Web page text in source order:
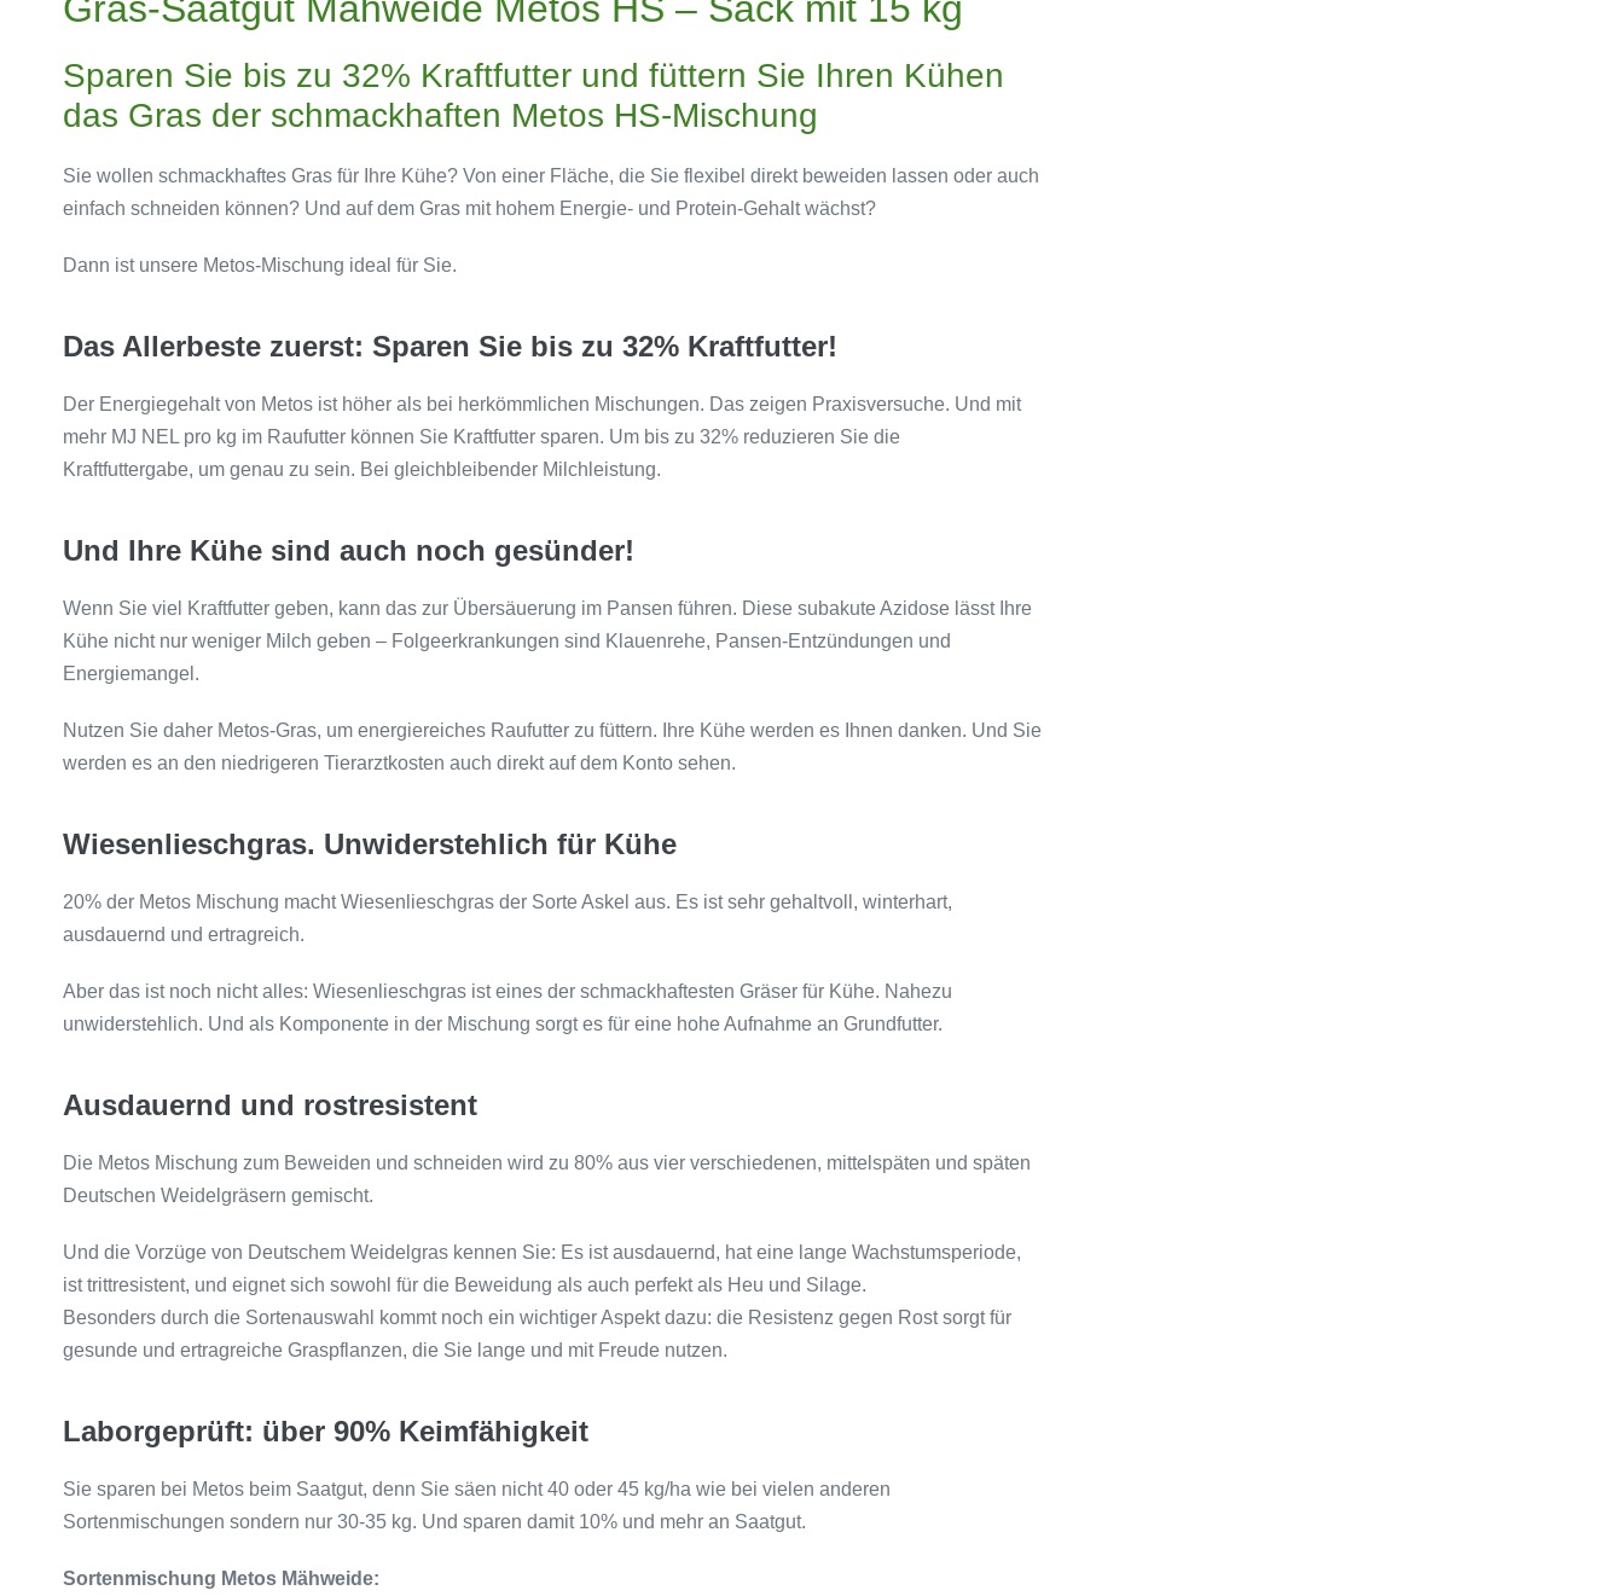
Gras-Saatgut Mähweide Metos HS – Sack mit 15 kg
Sparen Sie bis zu 32% Kraftfutter und füttern Sie Ihren Kühen
das Gras der schmackhaften Metos HS-Mischung
Sie wollen schmackhaftes Gras für Ihre Kühe? Von einer Fläche, die Sie flexibel direkt beweiden lassen oder auch
einfach schneiden können? Und auf dem Gras mit hohem Energie- und Protein-Gehalt wächst?
Dann ist unsere Metos-Mischung ideal für Sie.
Das Allerbeste zuerst: Sparen Sie bis zu 32% Kraftfutter!
Der Energiegehalt von Metos ist höher als bei herkömmlichen Mischungen. Das zeigen Praxisversuche. Und mit
mehr MJ NEL pro kg im Raufutter können Sie Kraftfutter sparen. Um bis zu 32% reduzieren Sie die
Kraftfuttergabe, um genau zu sein. Bei gleichbleibender Milchleistung.
Und Ihre Kühe sind auch noch gesünder!
Wenn Sie viel Kraftfutter geben, kann das zur Übersäuerung im Pansen führen. Diese subakute Azidose lässt Ihre
Kühe nicht nur weniger Milch geben – Folgeerkrankungen sind Klauenrehe, Pansen-Entzündungen und
Energiemangel.
Nutzen Sie daher Metos-Gras, um energiereiches Raufutter zu füttern. Ihre Kühe werden es Ihnen danken. Und Sie
werden es an den niedrigeren Tierarztkosten auch direkt auf dem Konto sehen.
Wiesenlieschgras. Unwiderstehlich für Kühe
20% der Metos Mischung macht Wiesenlieschgras der Sorte Askel aus. Es ist sehr gehaltvoll, winterhart,
ausdauernd und ertragreich.
Aber das ist noch nicht alles: Wiesenlieschgras ist eines der schmackhaftesten Gräser für Kühe. Nahezu
unwiderstehlich. Und als Komponente in der Mischung sorgt es für eine hohe Aufnahme an Grundfutter.
Ausdauernd und rostresistent
Die Metos Mischung zum Beweiden und schneiden wird zu 80% aus vier verschiedenen, mittelspäten und späten
Deutschen Weidelgräsern gemischt.
Und die Vorzüge von Deutschem Weidelgras kennen Sie: Es ist ausdauernd, hat eine lange Wachstumsperiode,
ist trittresistent, und eignet sich sowohl für die Beweidung als auch perfekt als Heu und Silage.
Besonders durch die Sortenauswahl kommt noch ein wichtiger Aspekt dazu: die Resistenz gegen Rost sorgt für
gesunde und ertragreiche Graspflanzen, die Sie lange und mit Freude nutzen.
Laborgeprüft: über 90% Keimfähigkeit
Sie sparen bei Metos beim Saatgut, denn Sie säen nicht 40 oder 45 kg/ha wie bei vielen anderen
Sortenmischungen sondern nur 30-35 kg. Und sparen damit 10% und mehr an Saatgut.
Sortenmischung Metos Mähweide: